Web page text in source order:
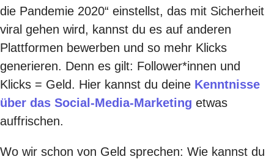
die Pandemie 2020“ einstellst, das mit Sicherheit
viral gehen wird, kannst du es auf anderen
Plattformen bewerben und so mehr Klicks
generieren. Denn es gilt: Follower*innen und
Klicks = Geld. Hier kannst du deine Kenntnisse
über das Social-Media-Marketing etwas
auffrischen.
Wo wir schon von Geld sprechen: Wie kannst du